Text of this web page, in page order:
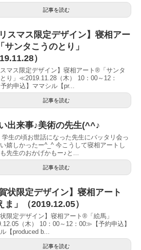
記事を読む
リスマス限定デザイン】寝相アー
サンタこうのとり」
）
スマス限定デザイン】寝相アート®「サンタ
り」≪2019.11.28（木） 10：00～12：
約申込】ママシル【pr...
記事を読む
出来事♪美術の先生(^^♪
学生の頃お世話になった先生にバッタリ会っ
嬉しかったー^_^ 今こうして寝相アートし
先生のおかげかもー♪と...
記事を読む
賀状限定デザイン】寝相アート
ま」（2019.12.05）
状限定デザイン】寝相アート®「絵馬」
（木） 10：00～12：00≫【予約申込】
【produced b...
記事を読む